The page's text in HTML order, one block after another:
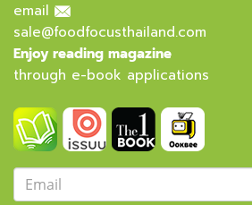
email
sale@foodfocusthailand.com
Enjoy reading magazine
through e-book applications